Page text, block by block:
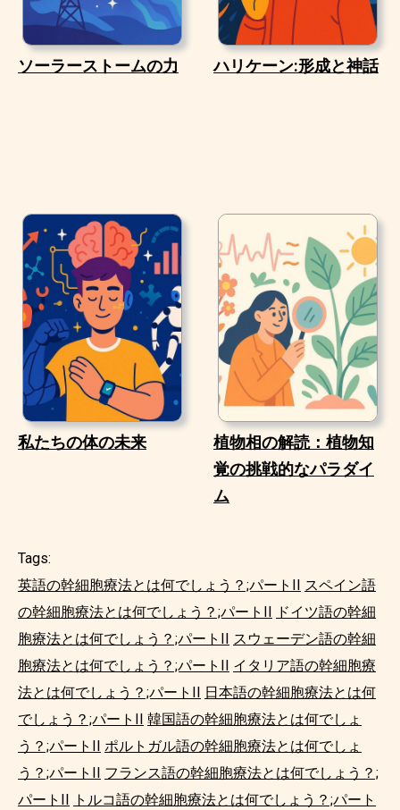
ソーラーストームの力 ハリケーン:形成と神話
私たちの体の未来
植物相の解読：植物知
覚の挑戦的なパラダイ
ム
Tags:
英語の幹細胞療法とは何でしょう？;パートII スペイン語
の幹細胞療法とは何でしょう？;パートII ドイツ語の幹細
胞療法とは何でしょう？;パートII スウェーデン語の幹細
胞療法とは何でしょう？;パートII イタリア語の幹細胞療
法とは何でしょう？;パートII 日本語の幹細胞療法とは何
でしょう？;パートII 韓国語の幹細胞療法とは何でしょ
う？;パートII ポルトガル語の幹細胞療法とは何でしょ
う？;パートII フランス語の幹細胞療法とは何でしょう？;
パートII トルコ語の幹細胞療法とは何でしょう？;パート